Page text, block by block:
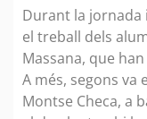
Durant la
el treball dels
Massana, que
A més, segons va
Montse Checa, a